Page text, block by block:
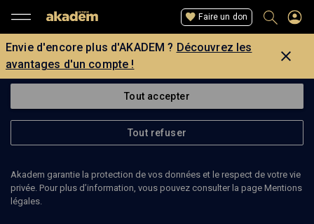
Faire un don
Envie d'encore plus d'AKADEM ? Découvrez les
avantages d'un compte !
Tout accepter
Tout refuser
Akadem garantie la protection de vos données et le respect de votre vie
privée. Pour plus d’information, vous pouvez consulter la page Mentions
légales.